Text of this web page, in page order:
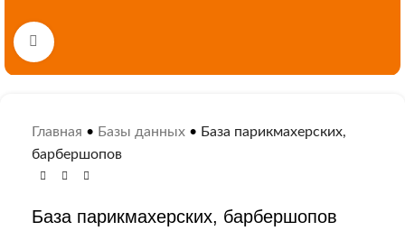
Нажмите, чтобы увеличить
Главная • Базы данных • База парикмахерских,
барбершопов
База парикмахерских, барбершопов